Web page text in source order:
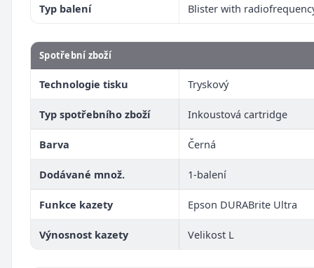
Typ balení Blister with
Spotřební zboží
Technologie tisku Tryskový
Typ spotřebního zboží Inkoustová cartridge
Barva Černá
Dodávané množ. 1-balení
Funkce kazety Epson DURABrite Ultra
Výnosnost kazety Velikost L